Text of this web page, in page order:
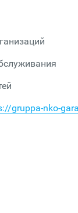
gruppa-nko-